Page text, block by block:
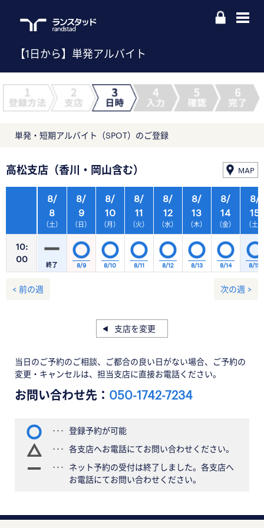
【1日から】単発アルバイト
単発・短期アルバイト（SPOT）のご登録
高松支店（香川・岡山含む） MAP
10:
00
8/
8
（土）
8/
9
（日）
8/
10
（月）
8/
11
（火）
8/
12
（水）
8/
13
（木）
8/
14
（金）
終了 8/9 8/10 8/11 8/12 8/13 8/14
8/
15
（土）
8/15
< 前の週 次の週 >
支店を変更
当日のご予約のご相談、ご都合の良い日がない場合、ご予約の
変更・キャンセルは、担当支店に直接お電話ください。
お問い合わせ先： 050-1742-7234
登録予約が可能
各支店へお電話にてお問い合わせください。
ネット予約の受付は終了しました。各支店へ
お電話にてお問い合わせください。